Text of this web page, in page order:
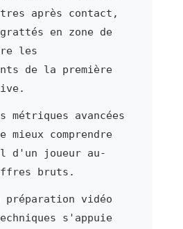
après contact,
en zone de
les
de la première
métriques avancées
mieux comprendre
d'un joueur au-
bruts.
vidéo
s'appuie